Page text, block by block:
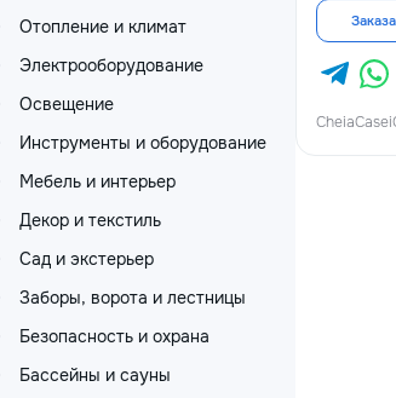
Отопление и климат
Электрооборудование
Освещение
Инструменты и оборудование
Мебель и интерьер
Декор и текстиль
Сад и экстерьер
Заборы, ворота и лестницы
Безопасность и охрана
Бассейны и сауны